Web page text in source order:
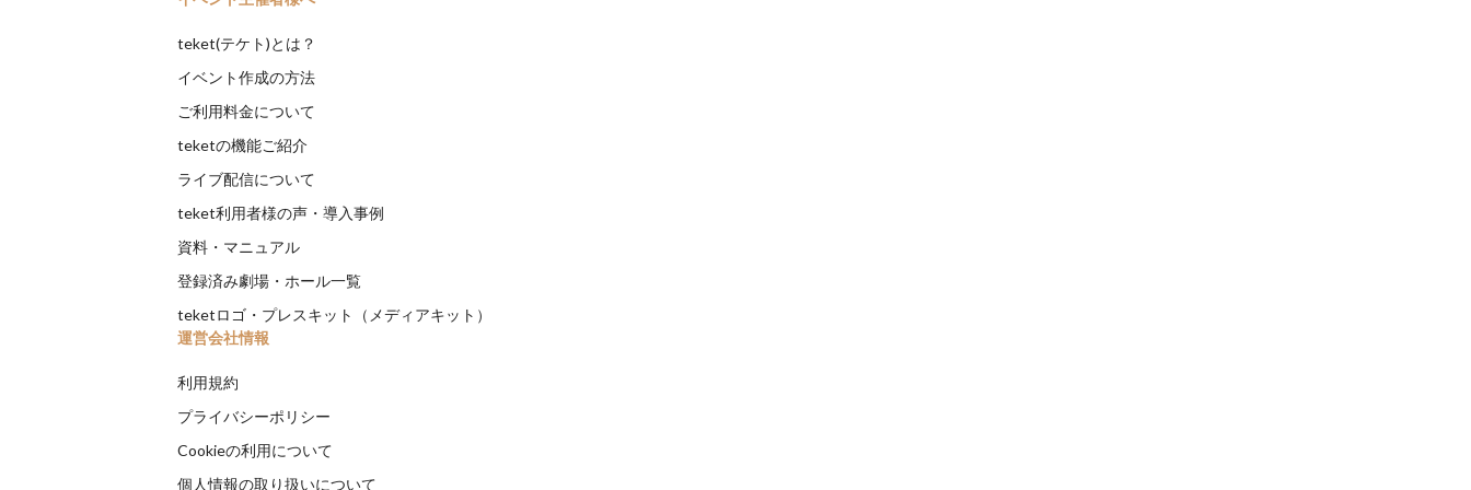
teket(テケト)とは？
イベント作成の方法
ご利用料金について
teketの機能ご紹介
ライブ配信について
teket利用者様の声・導入事例
資料・マニュアル
登録済み劇場・ホール一覧
teketロゴ・プレスキット（メディアキット）
運営会社情報
利用規約
プライバシーポリシー
Cookieの利用について
個人情報の取り扱いについて